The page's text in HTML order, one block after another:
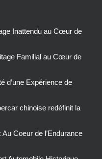
Inattendu au Cœur de
Familial au Cœur de
d’une Expérience de
chinoise redéfinit la
Coeur de l’Endurance